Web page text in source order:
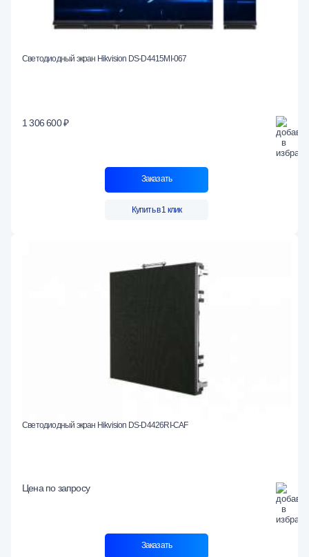
Светодиодный экран Hikvision DS-D4415MI-067
1 306 600 ₽
Заказать
Купить в 1 клик
Светодиодный экран Hikvision DS-D4426RI-CAF
Цена по запросу
Заказать